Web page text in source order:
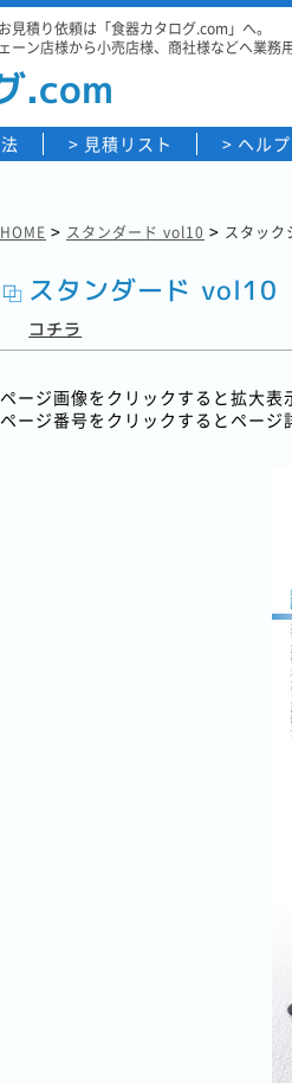
積り依頼は「食器カタログ.com」へ。
ーン店様から小売店様、商社様などへ業務
.com
見積リスト ヘルプ
HOME > スタンダード vol10 > スタック
スタンダード vol10
コチラ
ページ画像をクリックすると拡大表
ページ番号をクリックするとページ